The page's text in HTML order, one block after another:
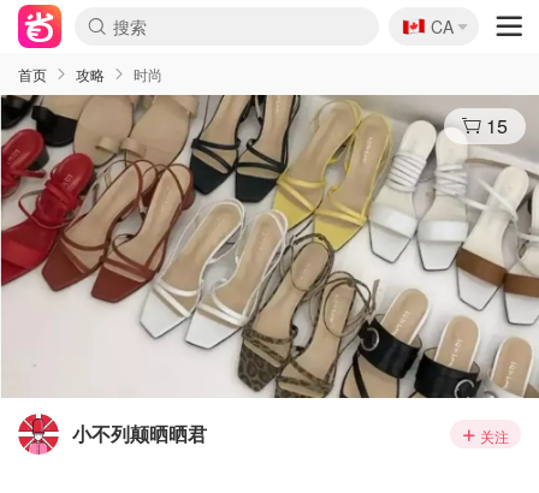
🇨🇦
CA
首页 攻略 时尚
15
小不列颠晒晒君 关注